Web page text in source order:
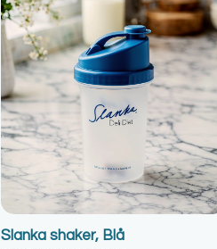
Slanka shaker, Blå